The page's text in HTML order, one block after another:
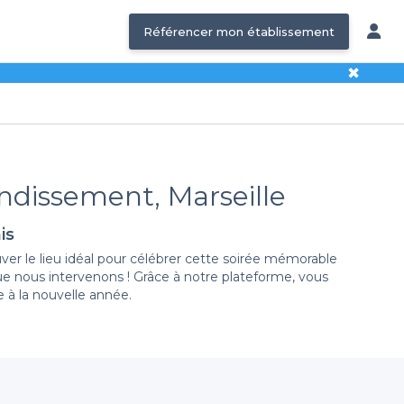
Référencer mon établissement
✖
Marseille
le lieu idéal pour célébrer cette soirée mémorable
nous intervenons ! Grâce à notre plateforme, vous
la nouvelle année.
sa propre ambiance unique. Que vous souhaitiez
l’établissement qu’il vous faut. De plus, nos